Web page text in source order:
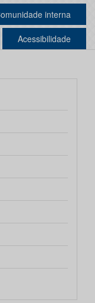
interna
Acessibilidade